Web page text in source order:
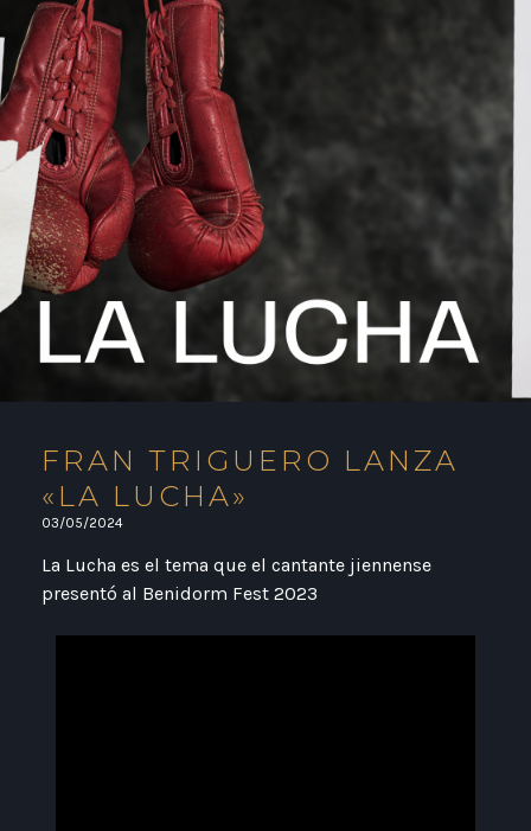
FRAN TRIGUERO LANZA
«LA LUCHA»
03/05/2024
La Lucha es el tema que el cantante jiennense
presentó al Benidorm Fest 2023